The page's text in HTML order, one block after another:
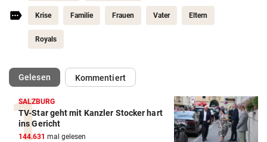
Krise Familie Frauen Vater Eltern
Royals
Gelesen(ausgewählt)Kommentiert
SALZBURG
TV-Star geht mit Kanzler Stocker hart
ins Gericht
144.631 mal gelesen